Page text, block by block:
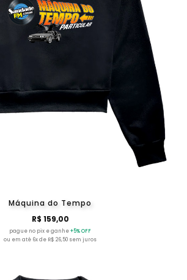
Máquina do Tempo
R$ 159,00
pague no pix e ganhe+5% OFF
ou em até 6x de R$ 26,50 sem juros